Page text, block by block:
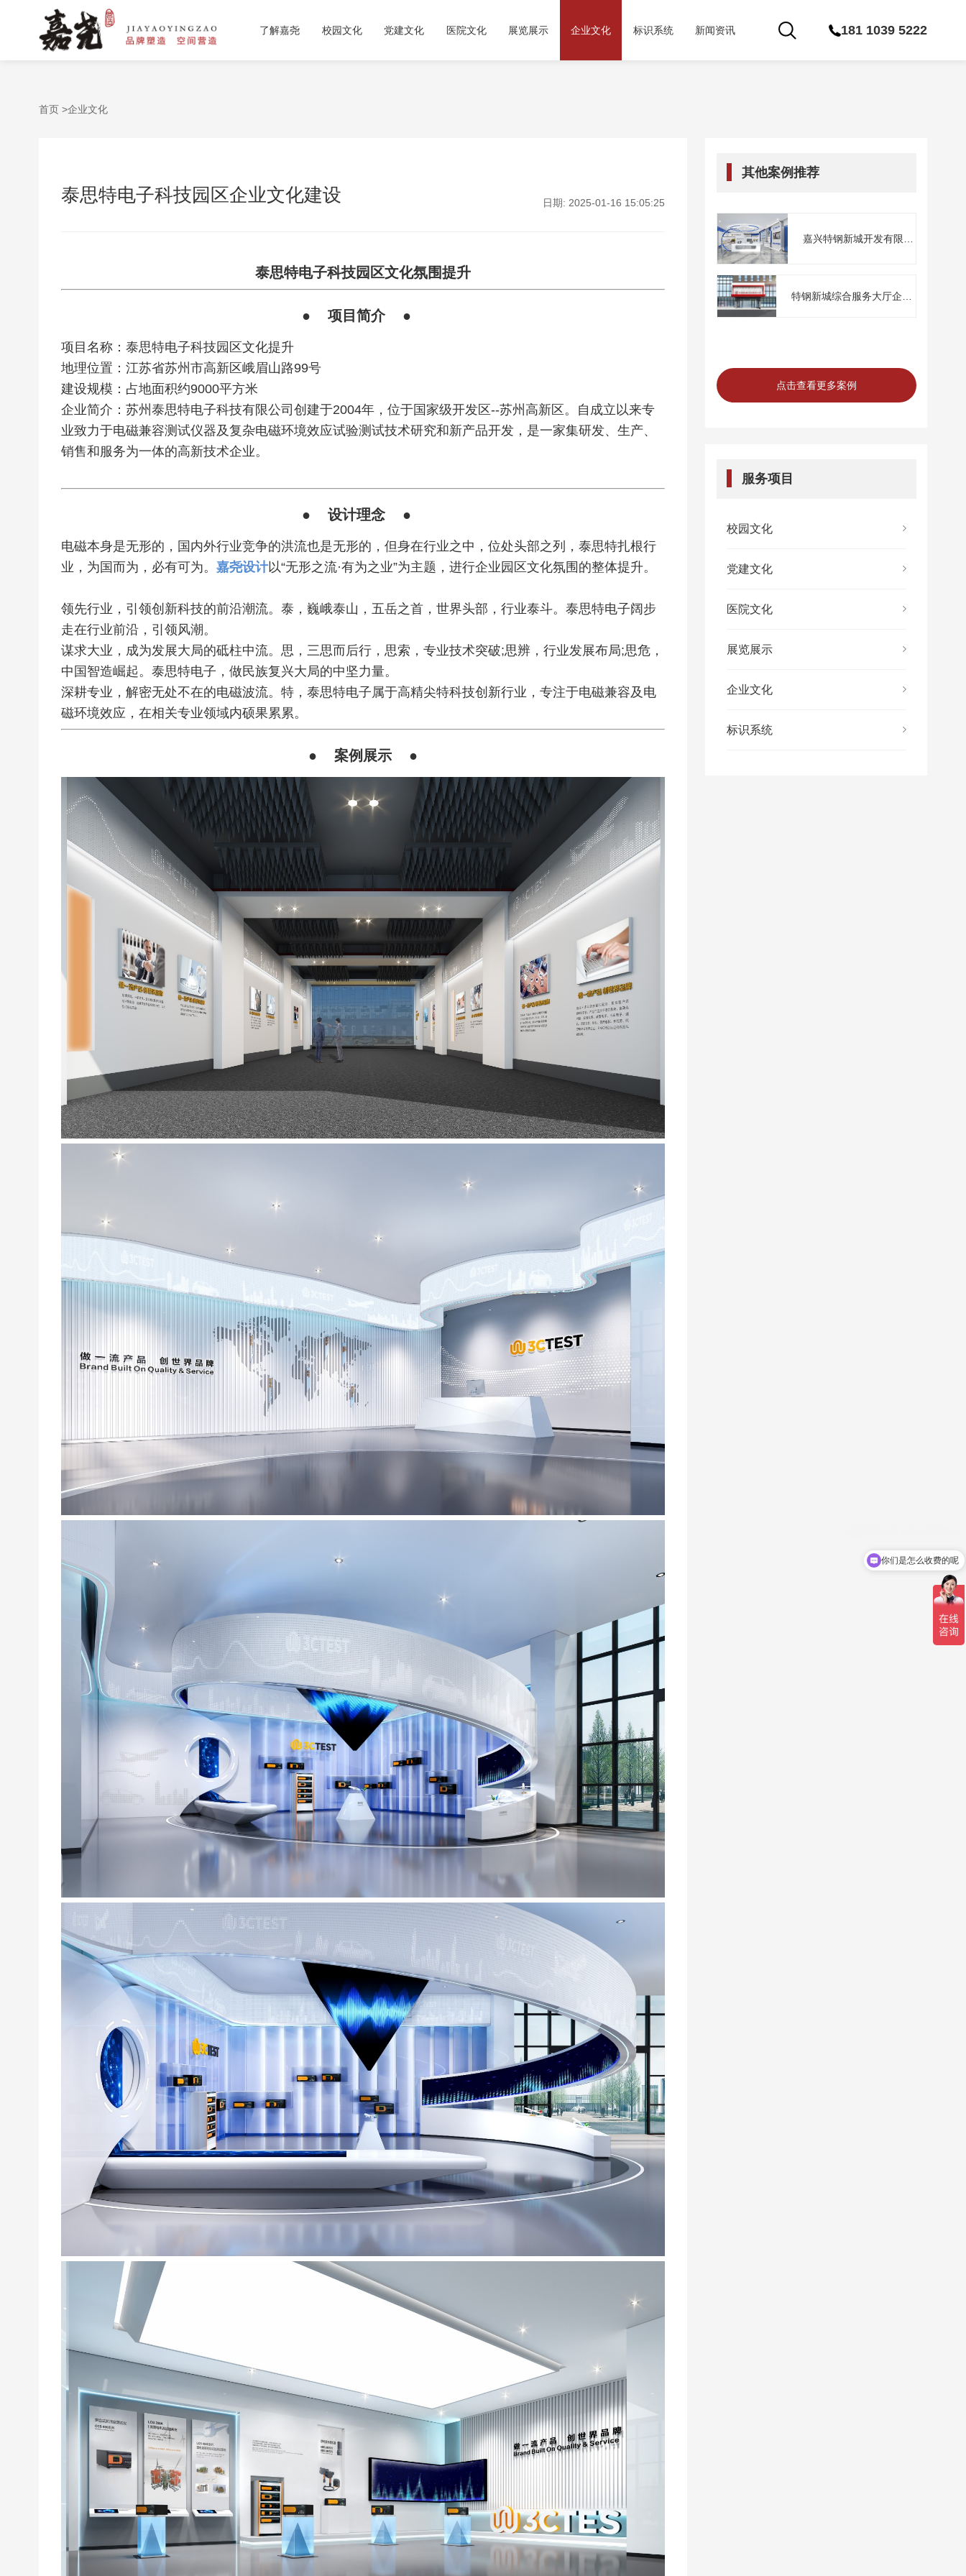
了解嘉尧 校园文化 党建文化 医院文化 展览展示 企业文化 标识系统 新闻资讯 181 1039 5222
首页 >企业文化
泰思特电子科技园区企业文化建设 日期: 2025-01-16 15:05:25
泰思特电子科技园区文化氛围提升
● 项目简介 ●
项目名称：泰思特电子科技园区文化提升
地理位置：江苏省苏州市高新区峨眉山路99号
建设规模：占地面积约9000平方米
企业简介：苏州泰思特电子科技有限公司创建于2004年，位于国家级开发区--苏州高新区。自成立以来专
业致力于电磁兼容测试仪器及复杂电磁环境效应试验测试技术研究和新产品开发，是一家集研发、生产、
销售和服务为一体的高新技术企业。
● 设计理念 ●
电磁本身是无形的，国内外行业竞争的洪流也是无形的，但身在行业之中，位处头部之列，泰思特扎根行
业，为国而为，必有可为。嘉尧设计以“无形之流·有为之业”为主题，进行企业园区文化氛围的整体提升。
领先行业，引领创新科技的前沿潮流。泰，巍峨泰山，五岳之首，世界头部，行业泰斗。泰思特电子阔步
走在行业前沿，引领风潮。
谋求大业，成为发展大局的砥柱中流。思，三思而后行，思索，专业技术突破;思辨，行业发展布局;思危，
中国智造崛起。泰思特电子，做民族复兴大局的中坚力量。
深耕专业，解密无处不在的电磁波流。特，泰思特电子属于高精尖特科技创新行业，专注于电磁兼容及电
磁环境效应，在相关专业领域内硕果累累。
●案例展示 ●
其他案例推荐
嘉兴特钢新城开发有限公
特钢新城综合服务大厅企业
点击查看更多案例
服务项目
校园文化
党建文化
医院文化
展览展示
企业文化
标识系统
你们是怎么收费的呢